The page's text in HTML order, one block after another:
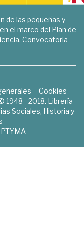
de las pequeñas y
el marco del Plan de
Convocatoria
Cookies
1948 - 2018. Librería
Sociales, Historia y